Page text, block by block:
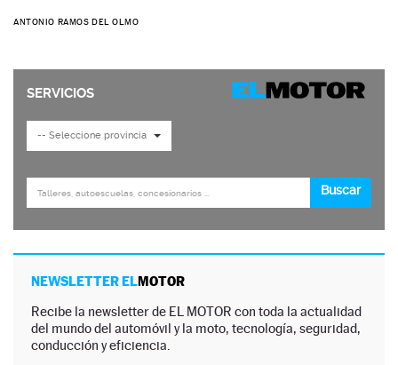
ANTONIO RAMOS DEL OLMO
NEWSLETTER ELMOTOR
Recibe la newsletter de EL MOTOR con toda la actualidad
del mundo del automóvil y la moto, tecnología, seguridad,
conducción y eficiencia.